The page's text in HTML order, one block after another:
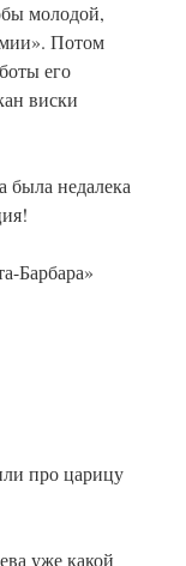
молодой,
Потом
его
виски
была недалека
Барбара»
про царицу
уже какой